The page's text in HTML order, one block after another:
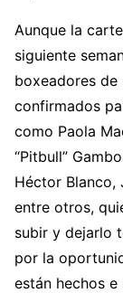
Aunque la
siguiente
boxeadores de
confirmados
como Paola
“Pitbull”
Héctor Blanco,
entre otros,
subir y dejarlo
por la
están hechos